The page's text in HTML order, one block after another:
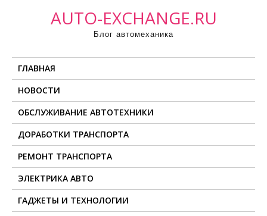
AUTO-EXCHANGE.RU
Блог автомеханика
ГЛАВНАЯ
НОВОСТИ
ОБСЛУЖИВАНИЕ АВТОТЕХНИКИ
ДОРАБОТКИ ТРАНСПОРТА
РЕМОНТ ТРАНСПОРТА
ЭЛЕКТРИКА АВТО
ГАДЖЕТЫ И ТЕХНОЛОГИИ